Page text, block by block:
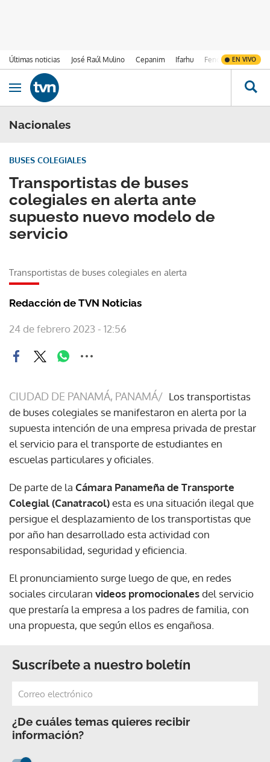
Últimas noticias José Raúl Mulino Cepanim Ifarhu Fenómeno de El
EN VIVO
Ir al contenido
Obrir navegació
Nacionales
Transportistas de buses
colegiales en alerta ante
supuesto nuevo modelo de
servicio
BUSES COLEGIALES
Transportistas de buses colegiales en alerta
Redacción de TVN Noticias
24 de febrero 2023 - 12:56
CIUDAD DE PANAMÁ, PANAMÁ/ Los transportistas
de buses colegiales se manifestaron en alerta por la
supuesta intención de una empresa privada de prestar
el servicio para el transporte de estudiantes en
escuelas particulares y oficiales.
De parte de la Cámara Panameña de Transporte
Colegial (Canatracol)esta es una situación ilegal que
persigue el desplazamiento de los transportistas que
por año han desarrollado esta actividad con
responsabilidad, seguridad y eficiencia.
El pronunciamiento surge luego de que, en redes
sociales circularan videos promocionalesdel servicio
que prestaría la empresa a los padres de familia, con
una propuesta, que según ellos es engañosa.
Suscríbete a nuestro boletín
¿De cuáles temas quieres recibir
información?